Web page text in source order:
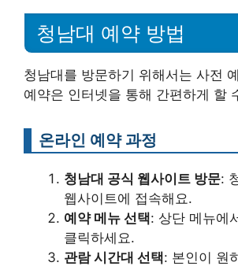
청남대 예약 방법
청남대를 방문하기 위해서는 사전
예약은 인터넷을 통해 간편하게 할
온라인 예약 과정
청남대 공식 웹사이트 방문:
웹사이트에 접속해요.
예약 메뉴 선택: 상단 메뉴에
클릭하세요.
관람 시간대 선택: 본인이 원